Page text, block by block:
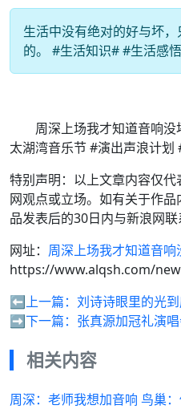
生活中没有绝对的好与坏
的。 #生活知识# #生活感
周深上场我才知道音响没
太湖湾音乐节 #演出声浪计划
特别声明：以上文章内容仅
网观点或立场。如有关于作
品发表后的30日内与新浪网联
网址： 周深上场我才知道音响
https://www.alqsh.com/
⬅️上一篇： 刘诗诗眼里的光
➡️下一篇： 张真源加冠礼演
相关内容
周深：老师我想加音响️ 鸟巢